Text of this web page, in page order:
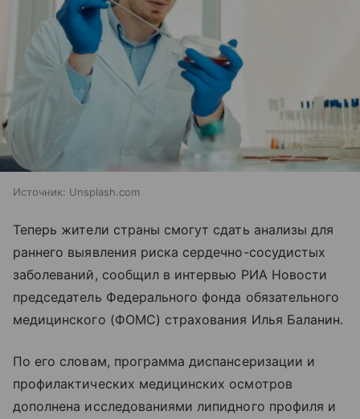
Источник: Unsplash.com
Теперь жители страны смогут сдать анализы для
раннего выявления риска сердечно-сосудистых
заболеваний, сообщил в интервью РИА Новости
председатель Федерального фонда обязательного
медицинского (ФОМС) страхования Илья Баланин.
По его словам, программа диспансеризации и
профилактических медицинских осмотров
дополнена исследованиями липидного профиля и